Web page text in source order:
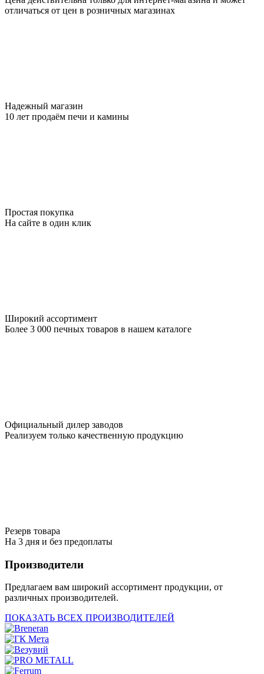
отличаться от цен в розничных магазинах
Надежный магазин
10 лет продаём печи и камины
Простая покупка
На сайте в один клик
Широкий ассортимент
Более 3 000 печных товаров в нашем каталоге
Официальный дилер заводов
Реализуем только качественную продукцию
Резерв товара
На 3 дня и без предоплаты
Производители
Предлагаем вам широкий ассортимент продукции, от
различных производителей.
ПОКАЗАТЬ ВСЕХ ПРОИЗВОДИТЕЛЕЙ